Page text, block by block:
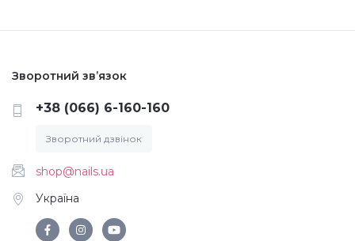
Зворотний зв’язок
+38 (066) 6-160-160
Зворотний дзвінок
shop@nails.ua
Україна